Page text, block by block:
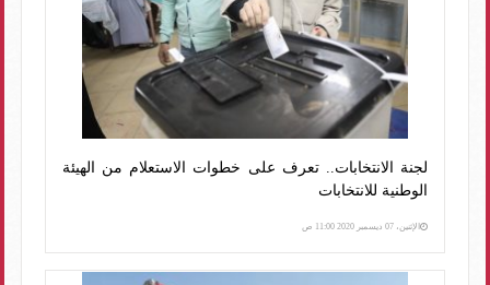
لجنة الانتخابات.. تعرف على خطوات الاستعلام من الهيئة
الوطنية للانتخابات
الإثنين، 07 ديسمبر 2020 11:00 ص